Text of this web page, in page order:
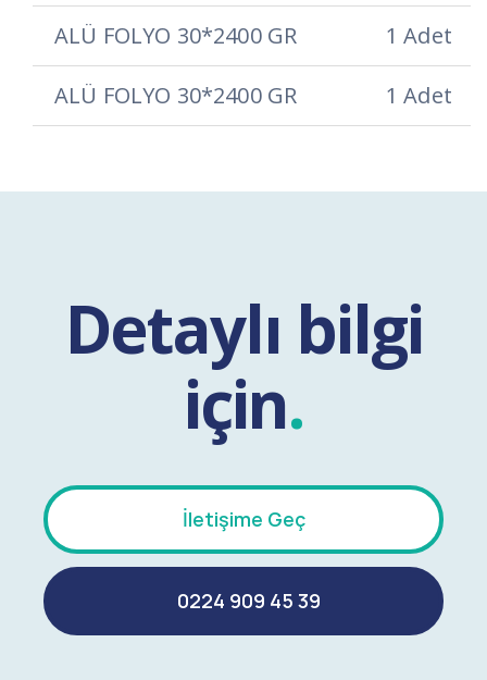
ALÜ FOLYO 30*2400 GR 1 Adet
ALÜ FOLYO 30*2400 GR 1 Adet
Detaylı bilgi
için.
İletişime Geç
0224 909 45 39